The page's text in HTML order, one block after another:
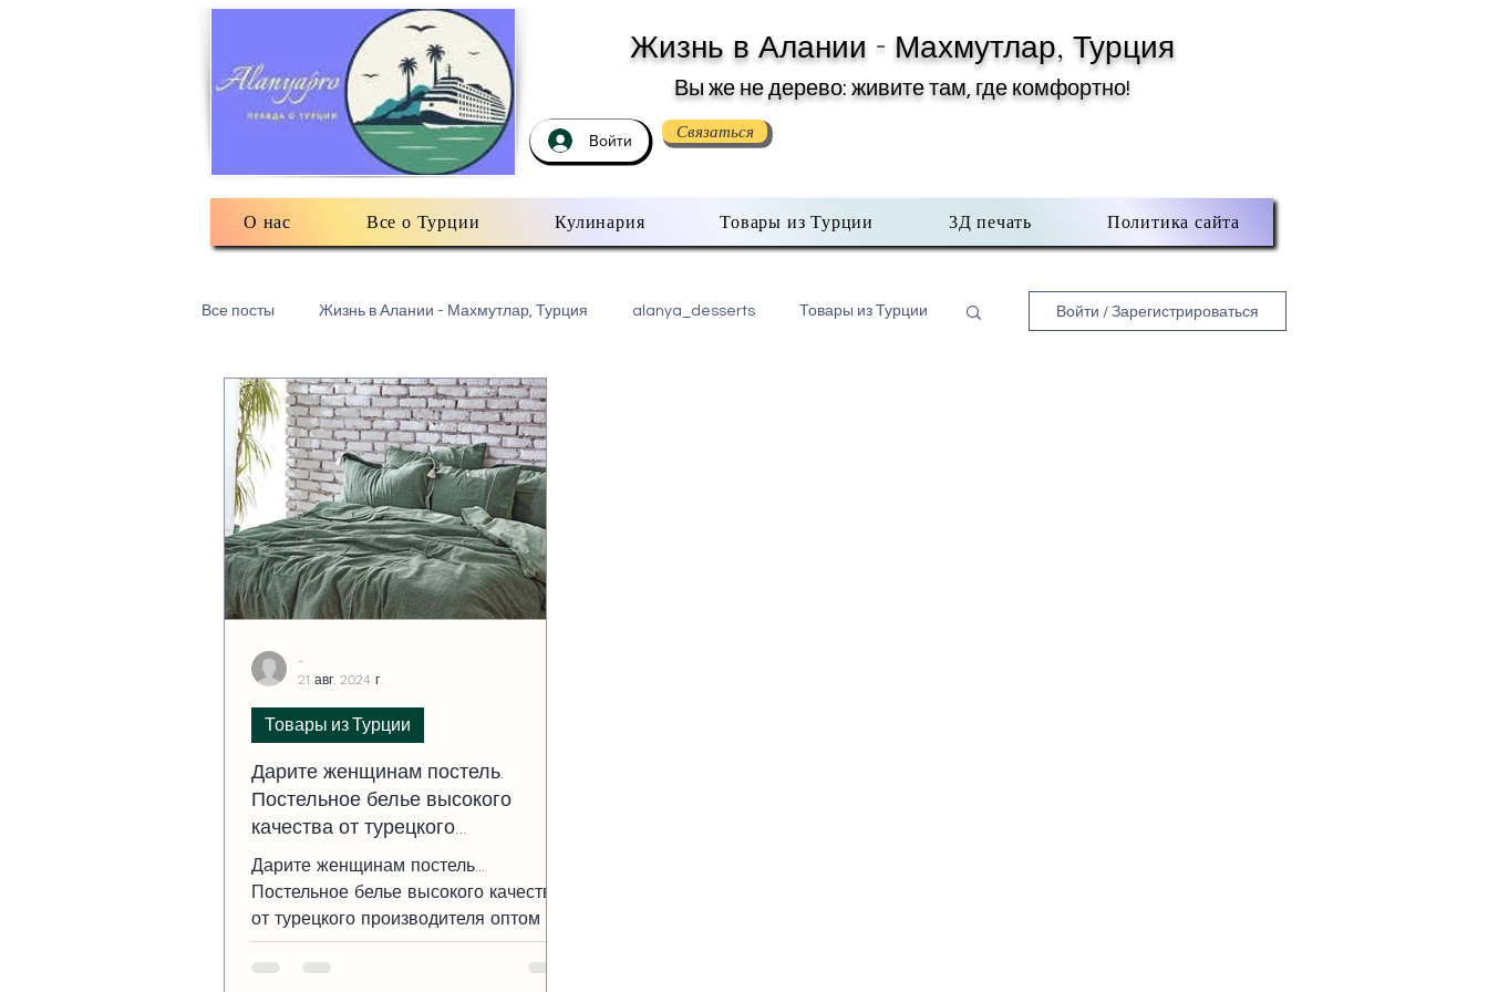
Жизнь в Алании - Махмутлар, Турция
Вы же не дерево: живите там, где комфортно!
Войти Связаться
О нас Все о Турции Кулинария Товары из Турции 3Д печать Политика сайта
Все посты Жизнь в Алании - Махмутлар, Турция alanya_desserts Товары из Турции
Турецкий текстиль Разное: обо всем помаленьку
Есть мнение 3Д печать в Махмутлар
Войти / Зарегистрироваться
Дарите женщинам постель.
Постельное белье высокого
качества от турецкого
производителя оптом и в розницу
Дарите женщинам постель...
Постельное белье высокого качества
от турецкого производителя оптом и в
розницу
Товары из Турции
-
21 авг. 2024 г.